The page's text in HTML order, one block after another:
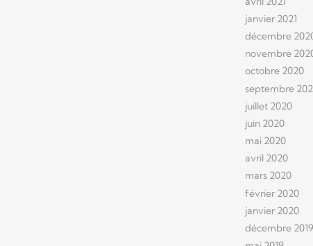
janvier 2021
décembre
novembre
octobre 2020
septembre
juillet 2020
juin 2020
mai 2020
avril 2020
mars 2020
février 2020
janvier 2020
décembre 2019